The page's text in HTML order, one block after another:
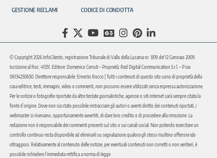
GESTIONE RECLAMI CODICE DI CONDOTTA
© Copyright 2026 InfoCilento, registrazione Tribunale di Vallo della Lucania nr. 1/09 del 12 Gennaio 2009.
Iscrizione al Roc: 41551. Editore: Domenico Cerruti – Proprietà: Red Digital Communication S.r.l. – P.iva
06134250650. Direttore responsabile: Ernesto Rocco | Tutti i contenuti di questo sito sono di proprietà della
casa editrice, testi, immagini, video o commenti, non possono essere utilizzati senza espressa autorizzazione.
Per le notizie o fotografie riportate da altre testate giornalistiche, agenzie o siti internet sarà sempre citata la
fonte d’origine. Dove non sia stato possibile rintracciare gli autori o aventi diritto dei contenuti riportati, i
webmaster si riservano, opportunamente avvertiti, di dare loro credito o di procedere alla rimozione. La
redazione non è responsabile dei commenti presenti sul sito o sui canali social. Non potendo esercitare un
controllo continuo resta disponibile ad eliminarli su segnalazione qualora gli stessi risultino offensivi e/o
oltraggiosi. Relativamente al contenuto delle notizie, per eventuali contenuti non corretti o non veritieri, è
possibile richiedere l’immediata rettifica a norma di legge.